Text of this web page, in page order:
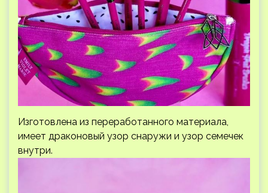
Изготовлена из переработанного материала,
имеет драконовый узор снаружи и узор семечек
внутри.